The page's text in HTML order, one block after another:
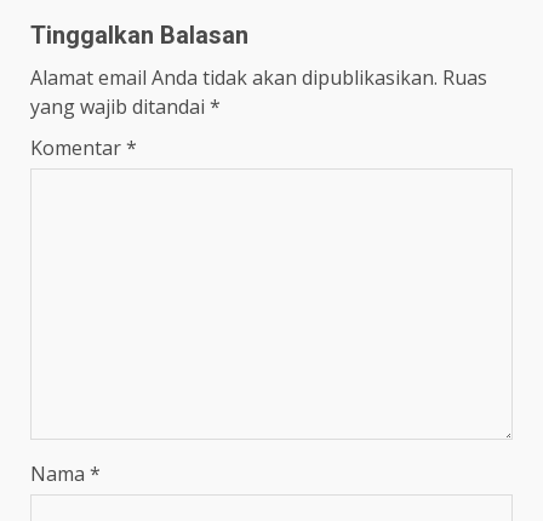
Tinggalkan Balasan
Alamat email Anda tidak akan dipublikasikan. Ruas
yang wajib ditandai *
Komentar*
Nama *